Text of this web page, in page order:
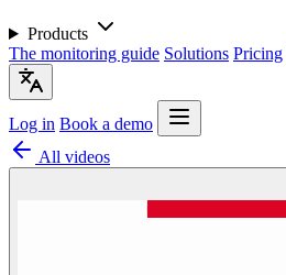
Products
The monitoring guide Solutions Pricing
Log in Book a demo
All videos